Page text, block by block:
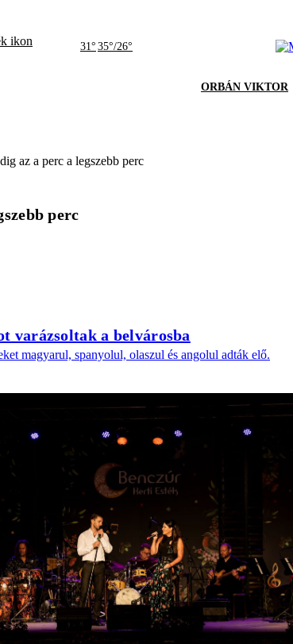
31° 35°/26°
ORBÁN VIKTOR
az a perc a legszebb perc
perc
varázsoltak a belvárosba
magyarul, spanyolul, olaszul és angolul adták elő.